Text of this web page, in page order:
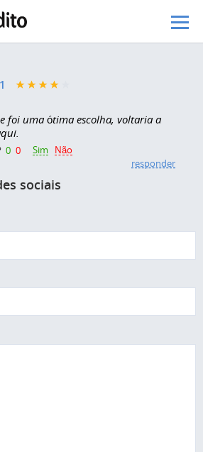
foi uma ótima escolha, voltaria a
0 0 Sim
Não
responder
sociais